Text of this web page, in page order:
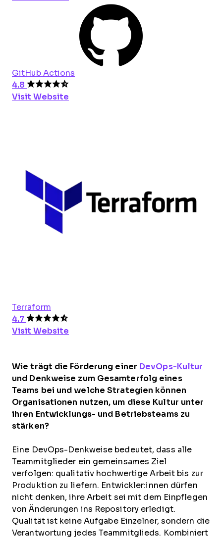
GitHub Actions
4.8
Visit Website
Terraform
4.7
Visit Website
Wie trägt die Förderung einer DevOps-Kultur
und Denkweise zum Gesamterfolg eines
Teams bei und welche Strategien können
Organisationen nutzen, um diese Kultur unter
ihren Entwicklungs- und Betriebsteams zu
stärken?
Eine DevOps-Denkweise bedeutet, dass alle
Teammitglieder ein gemeinsames Ziel
verfolgen: qualitativ hochwertige Arbeit bis zur
Produktion zu liefern. Entwickler:innen dürfen
nicht denken, ihre Arbeit sei mit dem Einpflegen
von Änderungen ins Repository erledigt.
Qualität ist keine Aufgabe Einzelner, sondern die
Verantwortung jedes Teammitglieds. Kombiniert